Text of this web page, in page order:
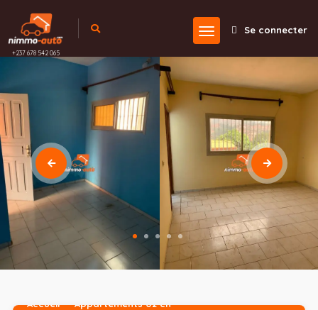
+237 678 542 065
Se connecter
Accueil Appartements 02 ch